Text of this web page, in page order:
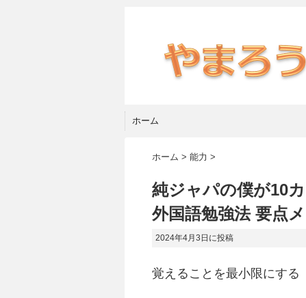
ホーム
ホーム > 能力 >
純ジャパの僕が10
外国語勉強法 要点
2024年4月3日 に投稿
覚えることを最小限にする